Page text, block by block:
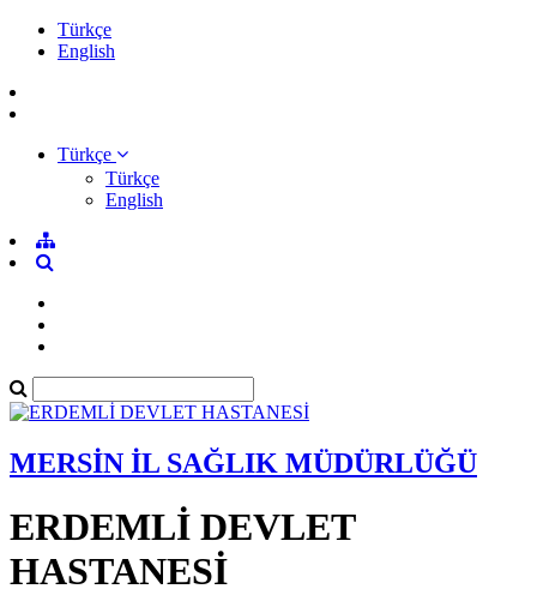
Türkçe
English
Türkçe
Türkçe
English
MERSİN İL SAĞLIK MÜDÜRLÜĞÜ
ERDEMLİ DEVLET
HASTANESİ